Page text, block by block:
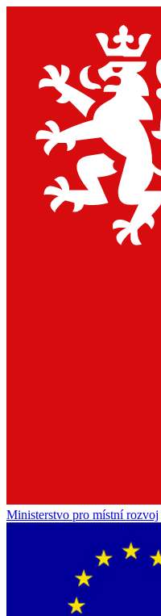
Ministerstvo pro místní rozvoj